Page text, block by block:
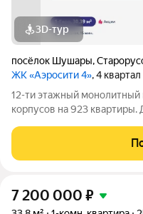
3D-тур
посёлок Шушары,
ЖК «Аэросити 4», 4
12-ти этажный монолитный
корпусов на 923
остановки общественного
учреждения. В составе
7 200 000 ₽